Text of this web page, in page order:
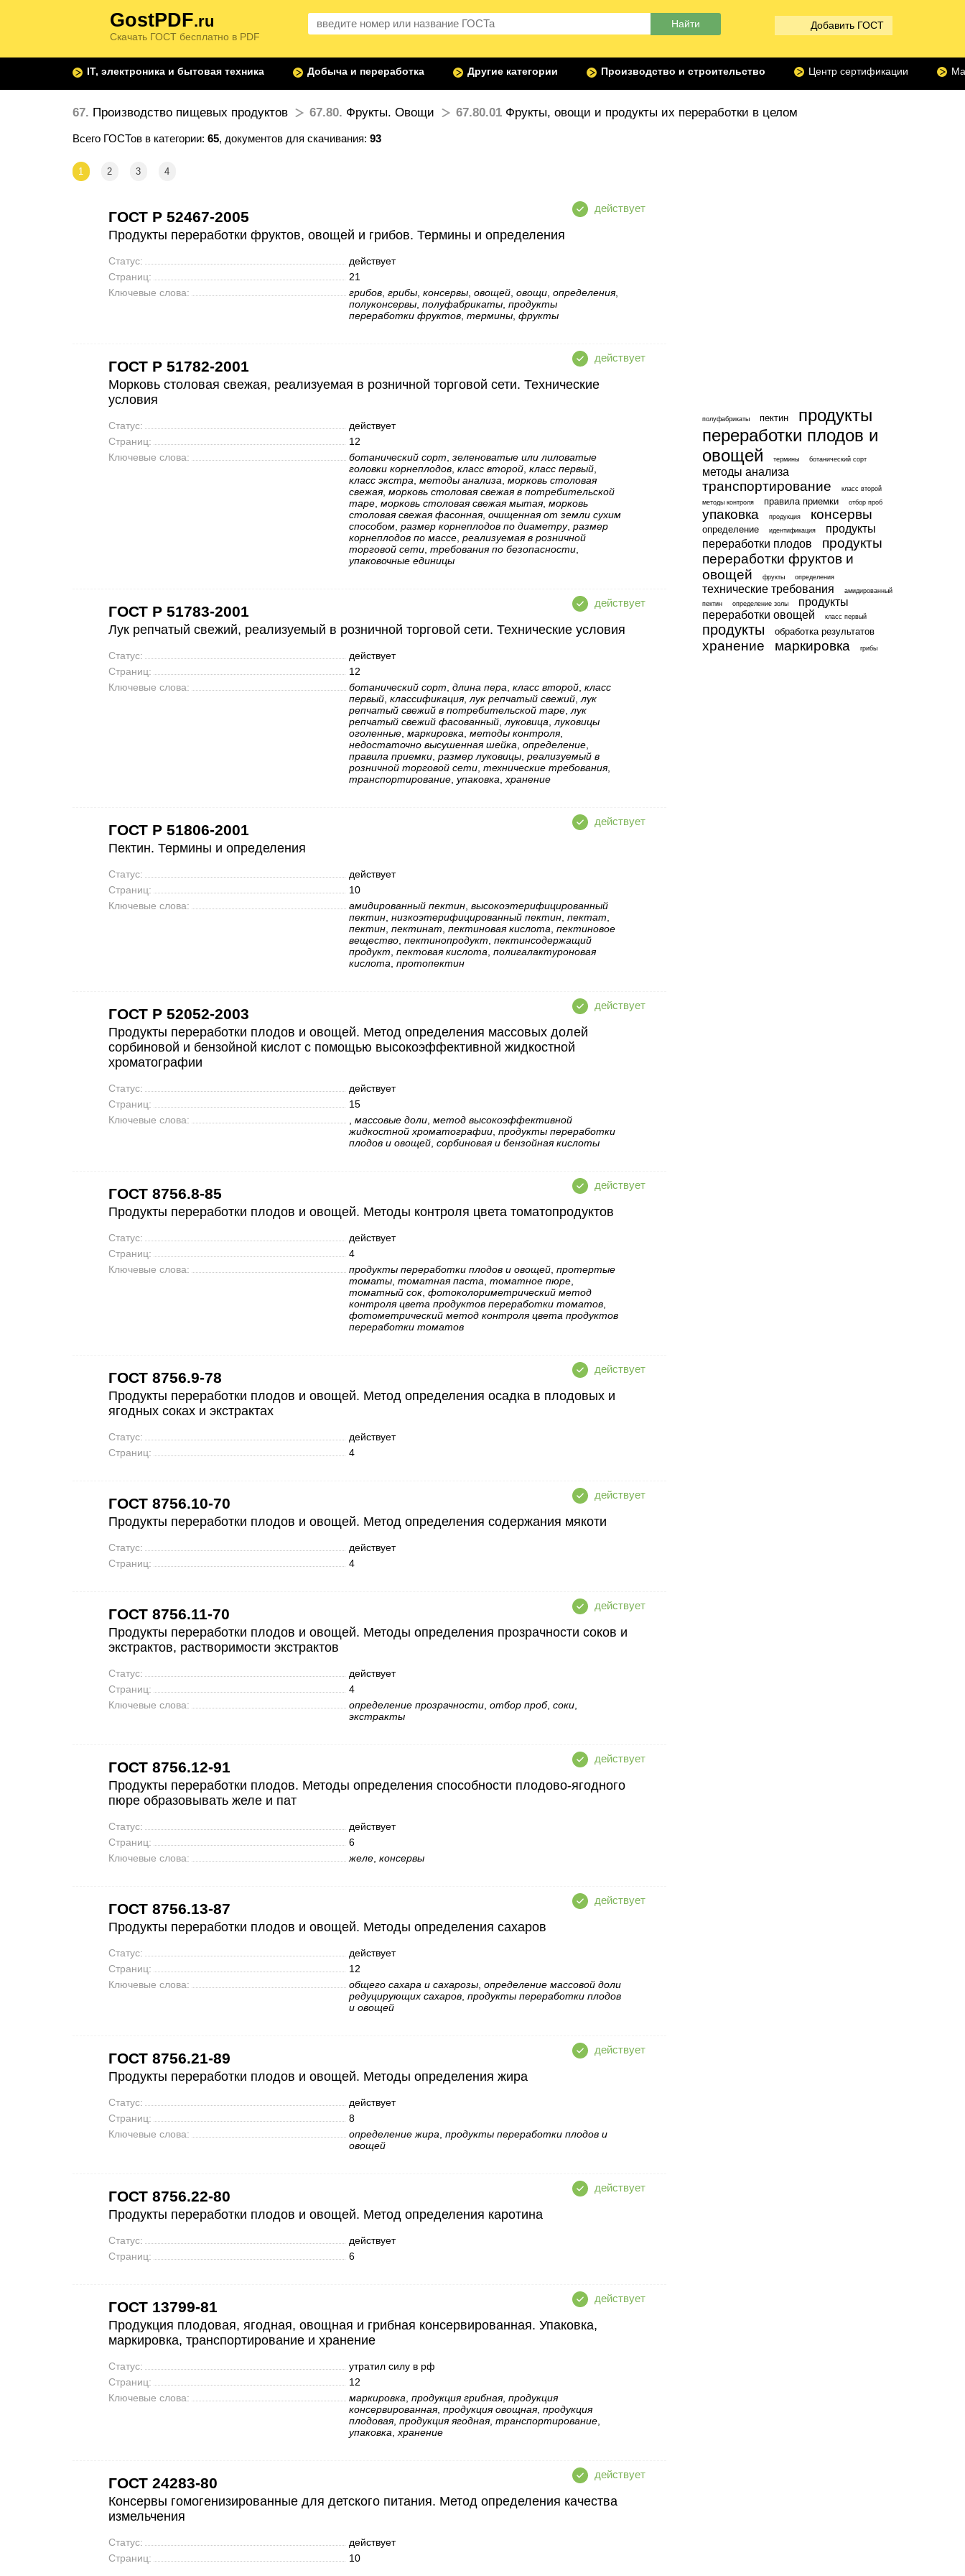
GostPDF.ru
Скачать ГОСТ бесплатно в PDF
Добавить ГОСТ
IT, электроника и бытовая техника Добыча и переработка Другие категории Производство и строительство Центр сертификации
67. Производство пищевых продуктов 67.80. Фрукты. Овощи 67.80.01Фрукты, овощи и продукты их переработки в целом
Всего ГОСТов в категории: 65, документов для скачивания: 93
1 2 3 4
ГОСТ Р 52467-2005
Продукты переработки фруктов, овощей и грибов. Термины и определения
Статус:
действует
Страниц:
21
Ключевые слова:
грибов, грибы, консервы, овощей, овощи, определения,
полуконсервы, полуфабрикаты, продукты
переработки фруктов, термины, фрукты
ГОСТ Р 51782-2001
Морковь столовая свежая, реализуемая в розничной торговой сети. Технические
условия
Статус:
действует
Страниц:
12
Ключевые слова:
ботанический сорт зеленоватые или лиловатые
головки корнеплодов, класс второй, класс первый,
класс экстра методы анализа морковь столовая
свежая, морковь столовая свежая в потребительской
таре, морковь столовая свежая мытая, морковь
столовая свежая фасонная, очищенная от земли сухим
способом, размер корнеплодов по диаметру, размер
корнеплодов по массе, реализуемая в розничной
торговой сети, требования по безопасности,
упаковочные единицы
ГОСТ Р 51783-2001
Лук репчатый свежий, реализуемый в розничной торговой сети. Технические условия
Статус:
действует
Страниц:
12
Ключевые слова:
ботанический сорт длина пера класс второй, класс
первый, классификация, лук репчатый свежий, лук
репчатый свежий в потребительской таре, лук
репчатый свежий фасованный, луковица луковицы
оголенные, маркировка методы контроля,
недостаточно высушенная шейка определение,
правила приемки, размер луковицы, реализуемый в
розничной торговой сети, технические требования,
транспортирование, упаковка хранение
ГОСТ Р 51806-2001
Пектин. Термины и определения
Статус:
действует
Страниц:
10
Ключевые слова:
амидированный пектин, высокоэтерифицированный
пектин, низкоэтерифицированный пектин, пектат
пектин, пектинат пектиновая кислота пектиновое
вещество, пектинопродукт пектинсодержащий
продукт пектовая кислота полигалактуроновая
кислота протопектин
ГОСТ Р 52052-2003
Продукты переработки плодов и овощей. Метод определения массовых долей
сорбиновой и бензойной кислот с помощью высокоэффективной жидкостной
хроматографии
Статус:
действует
Страниц:
15
Ключевые слова:
массовые доли, метод высокоэффективной
жидкостной хроматографии, продукты переработки
плодов и овощей, сорбиновая и бензойная кислоты
ГОСТ 8756.8-85
Продукты переработки плодов и овощей. Методы контроля цвета томатопродуктов
Статус:
действует
Страниц:
4
Ключевые слова:
продукты переработки плодов и овощей, протертые
томаты, томатная паста томатное пюре,
томатный сок, фотоколориметрический метод
контроля цвета продуктов переработки томатов,
фотометрический метод контроля цвета продуктов
переработки томатов
ГОСТ 8756.9-78
Продукты переработки плодов и овощей. Метод определения осадка в плодовых и
ягодных соках и экстрактах
Статус:
действует
Страниц:
4
ГОСТ 8756.10-70
Продукты переработки плодов и овощей. Метод определения содержания мякоти
Статус:
действует
Страниц:
4
ГОСТ 8756.11-70
Продукты переработки плодов и овощей. Методы определения прозрачности соков и
экстрактов, растворимости экстрактов
Статус:
действует
Страниц:
4
Ключевые слова:
определение прозрачности, отбор проб, соки,
экстракты
ГОСТ 8756.12-91
Продукты переработки плодов. Методы определения способности плодово-ягодного
пюре образовывать желе и пат
Статус:
действует
Страниц:
6
Ключевые слова:
желе, консервы
ГОСТ 8756.13-87
Продукты переработки плодов и овощей. Методы определения сахаров
Статус:
действует
Страниц:
12
Ключевые слова:
общего сахара и сахарозы, определение массовой доли
редуцирующих сахаров, продукты переработки плодов
и овощей
ГОСТ 8756.21-89
Продукты переработки плодов и овощей. Методы определения жира
Статус:
действует
Страниц:
8
Ключевые слова:
определение жира продукты переработки плодов и
овощей
ГОСТ 8756.22-80
Продукты переработки плодов и овощей. Метод определения каротина
Статус:
действует
Страниц:
6
ГОСТ 13799-81
Продукция плодовая, ягодная, овощная и грибная консервированная. Упаковка,
маркировка, транспортирование и хранение
Статус:
утратил силу в рф
Страниц:
12
Ключевые слова:
маркировка продукция грибная, продукция
консервированная, продукция овощная, продукция
плодовая, продукция ягодная, транспортирование,
упаковка хранение
ГОСТ 24283-80
Консервы гомогенизированные для детского питания. Метод определения качества
измельчения
Статус:
действует
Страниц:
10
полуфабрикаты пектин
продукты
переработки плодов и
овощей
термины ботанический сорт
методы анализа
транспортирование
класс второй
методы контроля
правила приемки отбор проб
упаковка продукция консервы
определение идентификация
продукты
переработки плодов
продукты
переработки фруктов и
овощей
фрукты определения
технические требования
амидированный
пектин
определение золы
продукты
переработки овощей
класс первый
продукты обработка результатов
хранение маркировка грибы